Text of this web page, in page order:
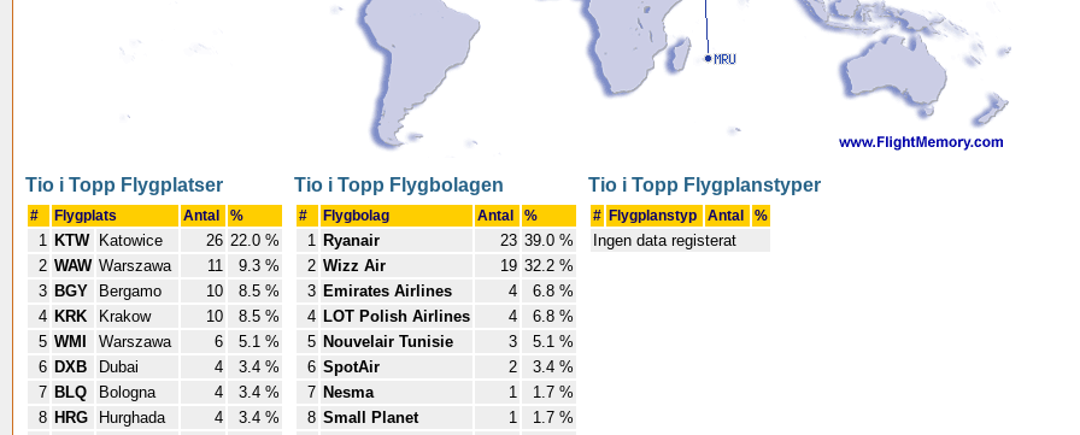
Tio i Topp Flygplatser
# Flygplats Antal %
1 KTW Katowice 26 22.0 %
2 WAW Warszawa 11
9.3 %
3 BGY Bergamo 10
8.5 %
4 KRK Krakow 10
8.5 %
5 WMI Warszawa 6
5.1 %
6 DXB Dubai 4
3.4 %
7 BLQ Bologna 4
3.4 %
8 HRG Hurghada 4
3.4 %
Tio i Topp Flygbolagen
# Flygbolag Antal %
1 Ryanair 23 39.0 %
2 Wizz Air 19 32.2 %
3 Emirates Airlines 4
6.8 %
4 LOT Polish Airlines 4
6.8 %
5 Nouvelair Tunisie 3
5.1 %
6 SpotAir 2
3.4 %
7 Nesma 1
1.7 %
8 Small Planet 1
1.7 %
Tio i Topp Flygplanstyper
# Flygplanstyp Antal %
Ingen data registerat